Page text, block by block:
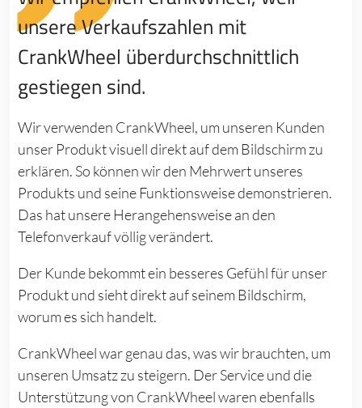
unsere Verkaufszahlen mit
CrankWheel überdurchschnittlich
gestiegen sind.
Wir verwenden CrankWheel, um unseren Kunden
unser Produkt visuell direkt auf dem Bildschirm zu
erklären. So können wir den Mehrwert unseres
Produkts und seine Funktionsweise demonstrieren.
Das hat unsere Herangehensweise an den
Telefonverkauf völlig verändert.
Der Kunde bekommt ein besseres Gefühl für unser
Produkt und sieht direkt auf seinem Bildschirm,
worum es sich handelt.
CrankWheel war genau das, was wir brauchten, um
unseren Umsatz zu steigern. Der Service und die
Unterstützung von CrankWheel waren ebenfalls